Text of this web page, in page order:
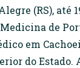
(RS), até
de
em
do Estado.